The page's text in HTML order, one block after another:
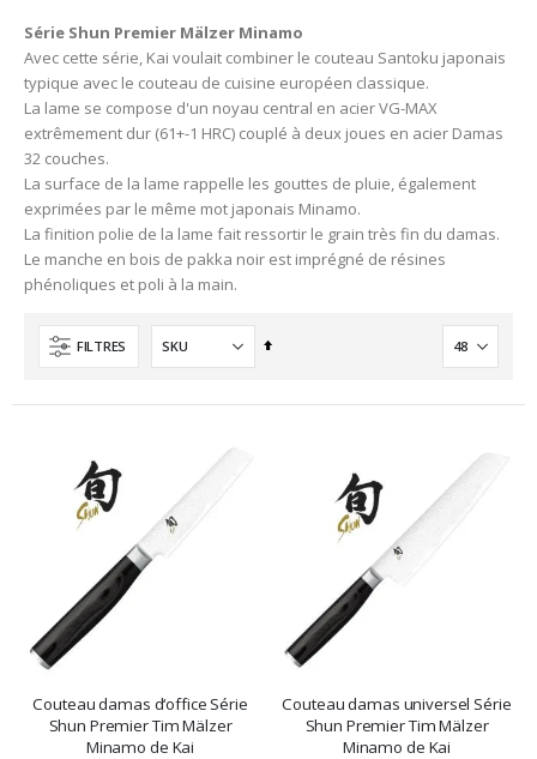
Série Shun Premier Mälzer Minamo
Avec cette série, Kai voulait combiner le couteau Santoku japonais
typique avec le couteau de cuisine européen classique.
La lame se compose d'un noyau central en acier VG-MAX
extrêmement dur (61+-1 HRC) couplé à deux joues en acier Damas
32 couches.
La surface de la lame rappelle les gouttes de pluie, également
exprimées par le même mot japonais Minamo.
La finition polie de la lame fait ressortir le grain très fin du damas.
Le manche en bois de pakka noir est imprégné de résines
phénoliques et poli à la main.
FILTRES
Ordre
Couteau damas d‘office Série
Shun Premier Tim Mälzer
Minamo de Kai
Couteau damas universel Série
Shun Premier Tim Mälzer
Minamo de Kai